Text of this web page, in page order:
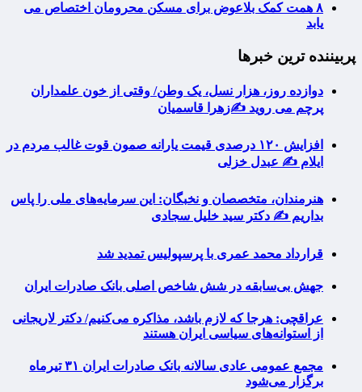
۸ همت کمک بلاعوض برای مسکن محرومان اختصاص می
یابد
پربیننده ترین خبرها
دوازده روز، هزار نسل، یک وطن/ وقتی از خون علمداران
پرچم می روید ✍️زهرا قاسمیان
افزایش ۱۲۰ درصدی قیمت یارانه صمون قوت غالب مردم در
ایلام ✍️ عبدل خزلی
هنرمندان، متخصصان و نخبگان: این سرمایه‌های ملی را پاس
بداریم ✍️ دکتر سید خلیل سجادی
قرارداد محمد عمری با پرسپولیس تمدید شد
جهش بی‌سابقه در شش شاخص اصلی بانک صادرات ایران
عراقچی: هرجا که لازم باشد، مذاکره می‌کنیم/ دکتر لاریجانی
از استوانه‌های سیاسی ایران هستند
مجمع عمومی عادی سالانه بانک صادرات ایران ۳۱ تیرماه
برگزار می‌شود